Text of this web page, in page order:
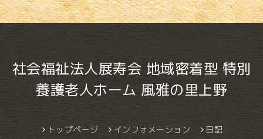
社会福祉法人展寿会 地域密着型 特別
養護老人ホーム 風雅の里上野
トップページ インフォメーション 日記